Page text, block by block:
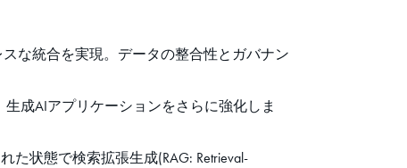
スな統合を実現。データの整合性とガバナン
成AIアプリケーションをさらに強化しま
状態で検索拡張生成(RAG: Retrieval-